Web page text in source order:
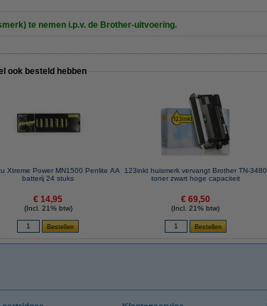
te nemen i.p.v. de Brother-uitvoering.
ook besteld hebben
Xtreme Power MN1500 Penlite AA
batterij 24 stuks
€ 14,95
(Incl. 21% btw)
123inkt huismerk vervangt Brother TN-3480
toner zwart hoge capaciteit
€ 69,50
(Incl. 21% btw)